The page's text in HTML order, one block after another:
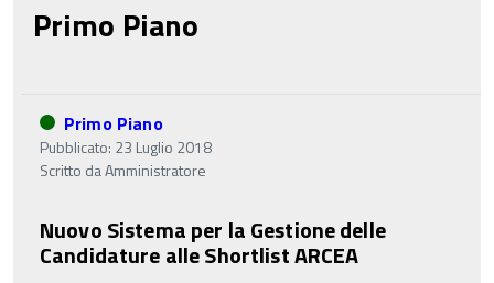
Primo Piano
Primo Piano
Pubblicato: 23 Luglio 2018
Scritto daAmministratore
Nuovo Sistema per la Gestione delle
Candidature alle Shortlist ARCEA